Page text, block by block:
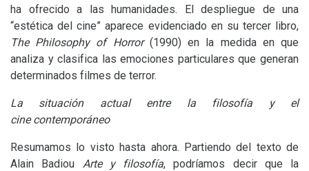
ha ofrecido a las humanidades. El despliegue de una
“estética del cine” aparece evidenciado en su tercer libro,
The Philosophy of Horror (1990) en la medida en que
analiza y clasifica las emociones particulares que generan
determinados filmes de terror.
La situación actual entre la filosofía y el
cine contemporáneo
Resumamos lo visto hasta ahora. Partiendo del texto de
Alain Badiou Arte y filosofía, podríamos decir que la